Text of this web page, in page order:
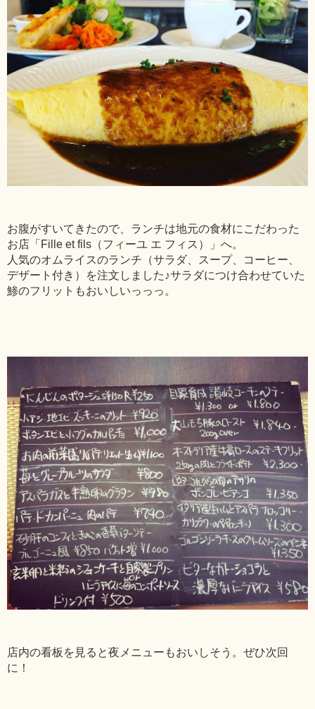
お腹がすいてきたので、ランチは地元の食材にこだわった
お店「Fille et fils（フィーユ エ フィス）」へ。
人気のオムライスのランチ（サラダ、スープ、コーヒー、
デザート付き）を注文しました♪サラダにつけ合わせていた
鯵のフリットもおいしいっっっ。
店内の看板を見ると夜メニューもおいしそう。ぜひ次回
に！